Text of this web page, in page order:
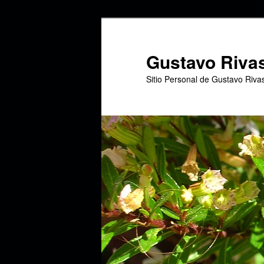
Gustavo
Sitio Personal de Gustavo